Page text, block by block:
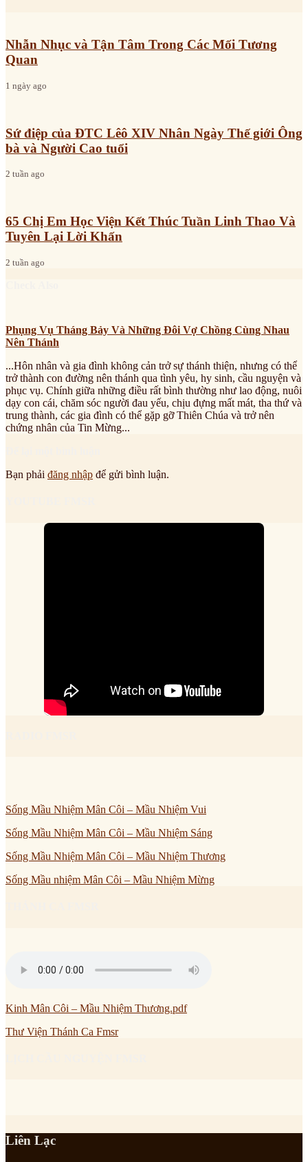
Nhẫn Nhục và Tận Tâm Trong Các Mối Tương
Quan
1 ngày ago
Sứ điệp của ĐTC Lêô XIV Nhân Ngày Thế giới Ông
bà và Người Cao tuổi
2 tuần ago
65 Chị Em Học Viện Kết Thúc Tuần Linh Thao Và
Tuyên Lại Lời Khấn
2 tuần ago
Phụng Vụ Tháng Bảy Và Những Đôi Vợ Chồng Cùng Nhau
Nên Thánh
...Hôn nhân và gia đình không cản trở sự thánh thiện, nhưng có thể
trở thành con đường nên thánh qua tình yêu, hy sinh, cầu nguyện và
phục vụ. Chính giữa những điều rất bình thường như lao động, nuôi
dạy con cái, chăm sóc người đau yếu, chịu đựng mất mát, tha thứ và
trung thành, các gia đình có thể gặp gỡ Thiên Chúa và trở nên
chứng nhân của Tin Mừng...
Bạn phải đăng nhập để gửi bình luận.
Sống Mầu Nhiệm Mân Côi – Mầu Nhiệm Vui
Sống Mầu Nhiệm Mân Côi – Mầu Nhiệm Sáng
Sống Mầu Nhiệm Mân Côi – Mầu Nhiệm Thương
Sống Mầu nhiệm Mân Côi – Mầu Nhiệm Mừng
Kinh Mân Côi – Mầu Nhiệm Thương.pdf
Thư Viện Thánh Ca Fmsr
Liên Lạc